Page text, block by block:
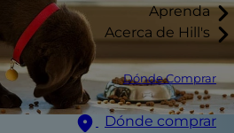
Aprenda
Acerca de Hill's
Dónde Comprar
Dónde comprar